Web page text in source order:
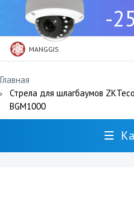
-
MANGGIS
Главная
Стрела для шлагбаумов
BGM1000